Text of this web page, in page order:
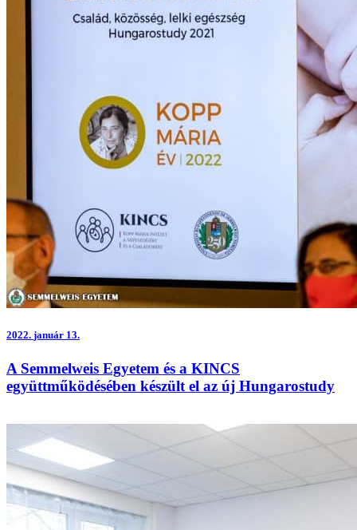
2022. január 13.
A Semmelweis Egyetem és a KINCS
együttműködésében készült el az új Hungarostudy